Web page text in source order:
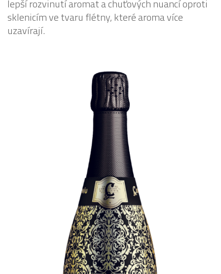
lepší rozvinutí aromat a chuťových nuancí oproti
sklenicím ve tvaru flétny, které aroma více
uzavírají.